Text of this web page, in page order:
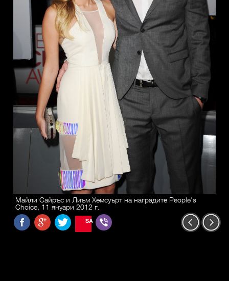
Майли Сайръс и Лиъм Хемсуърт на наградите People's
Choice, 11 януари 2012 г.
SAVE